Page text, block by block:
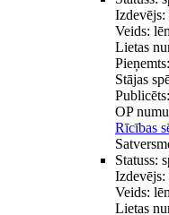
Izdevējs:
Veids:
Lietas
Pieņemts:
Stājas
Publicēts:
OP
Rīcības
Statuss:
Izdevējs:
Veids:
Lietas